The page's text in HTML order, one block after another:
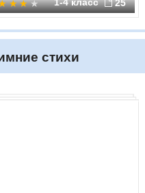
25
стихи